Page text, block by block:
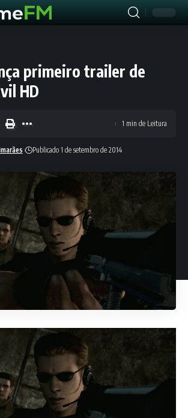
primeiro trailer de
HD
Publicado 1 de setembro de 2014
1 min de Leitura